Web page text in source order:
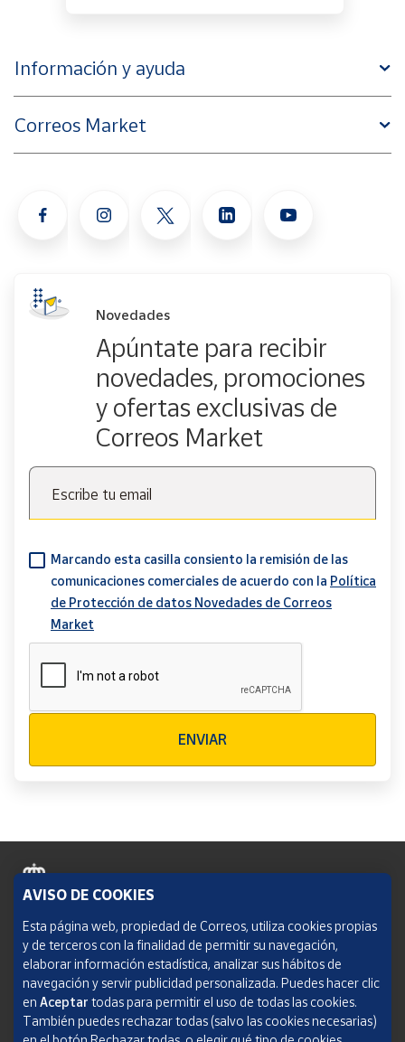
Información y ayuda
Correos Market
Novedades
Apúntate para recibir
novedades, promociones
y ofertas exclusivas de
Correos Market
Escribe tu email
Marcando esta casilla consiento la remisión de las
comunicaciones comerciales de acuerdo con la Política
de Protección de datos Novedades de Correos
Market
ENVIAR
Política de cookies
Aviso legal
Condiciones del servicio
Política de Privacidad Web
AVISO DE COOKIES
Esta página web, propiedad de Correos, utiliza cookies propias
y de terceros con la finalidad de permitir su navegación,
elaborar información estadística, analizar sus hábitos de
navegación y servir publicidad personalizada. Puedes hacer clic
en Aceptar todas para permitir el uso de todas las cookies.
También puedes rechazar todas (salvo las cookies necesarias)